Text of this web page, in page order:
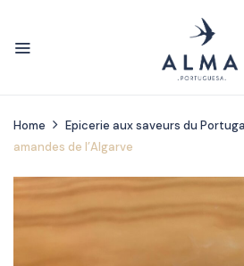
Home Epicerie aux saveurs du
amandes de l’Algarve